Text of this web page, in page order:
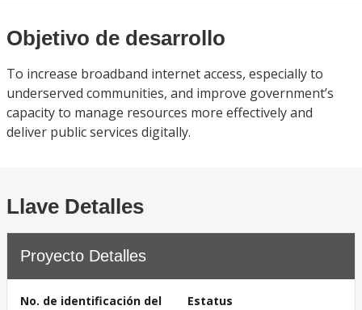
Objetivo de desarrollo
To increase broadband internet access, especially to
underserved communities, and improve government’s
capacity to manage resources more effectively and
deliver public services digitally.
Llave Detalles
Proyecto Detalles
No. de identificación del
Estatus